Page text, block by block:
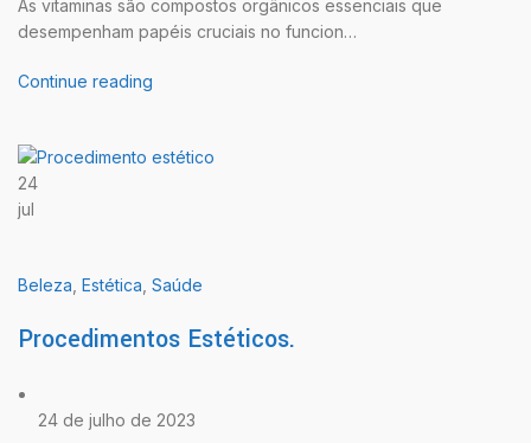
As vitaminas são compostos orgânicos essenciais que
desempenham papéis cruciais no funcion…
Continue reading
24
jul
Beleza Estética Saúde
Procedimentos Estéticos.
24 de julho de 2023